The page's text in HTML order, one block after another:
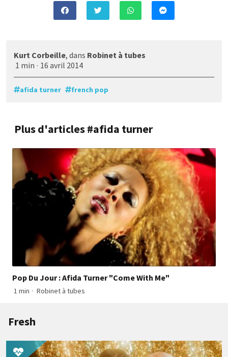
Kurt Corbeille, dans Robinet à tubes
1 min · 16 avril 2014
afida turner french pop
Plus d'articles #afida turner
Pop Du Jour : Afida Turner "Come With Me"
1 min · Robinet à tubes
Fresh